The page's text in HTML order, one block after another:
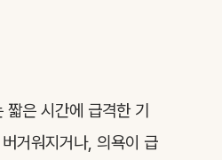
은 시간에 급격한 기
거워지거나, 의욕이 급